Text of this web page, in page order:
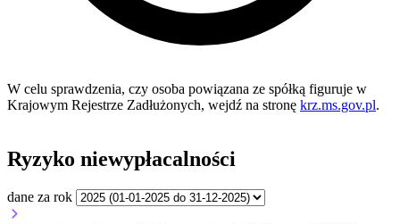
W celu sprawdzenia, czy osoba powiązana ze spółką figuruje w
Krajowym Rejestrze Zadłużonych, wejdź na stronę krz.ms.gov.pl.
Ryzyko niewypłacalności
dane za rok